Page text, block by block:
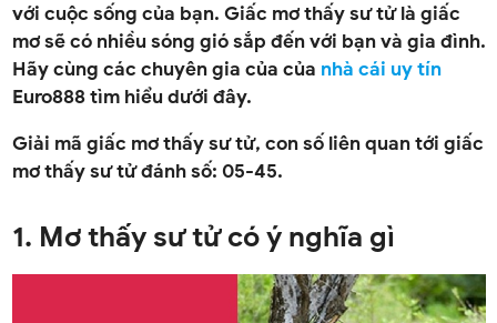
với cuộc sống của bạn. Giấc mơ thấy sư tử là giấc
mơ sẽ có nhiều sóng gió sắp đến với bạn và gia đình.
Hãy cùng các chuyên gia của của nhà cái uy tín
Euro888 tìm hiểu dưới đây.
Giải mã giấc mơ thấy sư tử, con số liên quan tới giấc
mơ thấy sư tử đánh số: 05-45.
1. Mơ thấy sư tử có ý nghĩa gì